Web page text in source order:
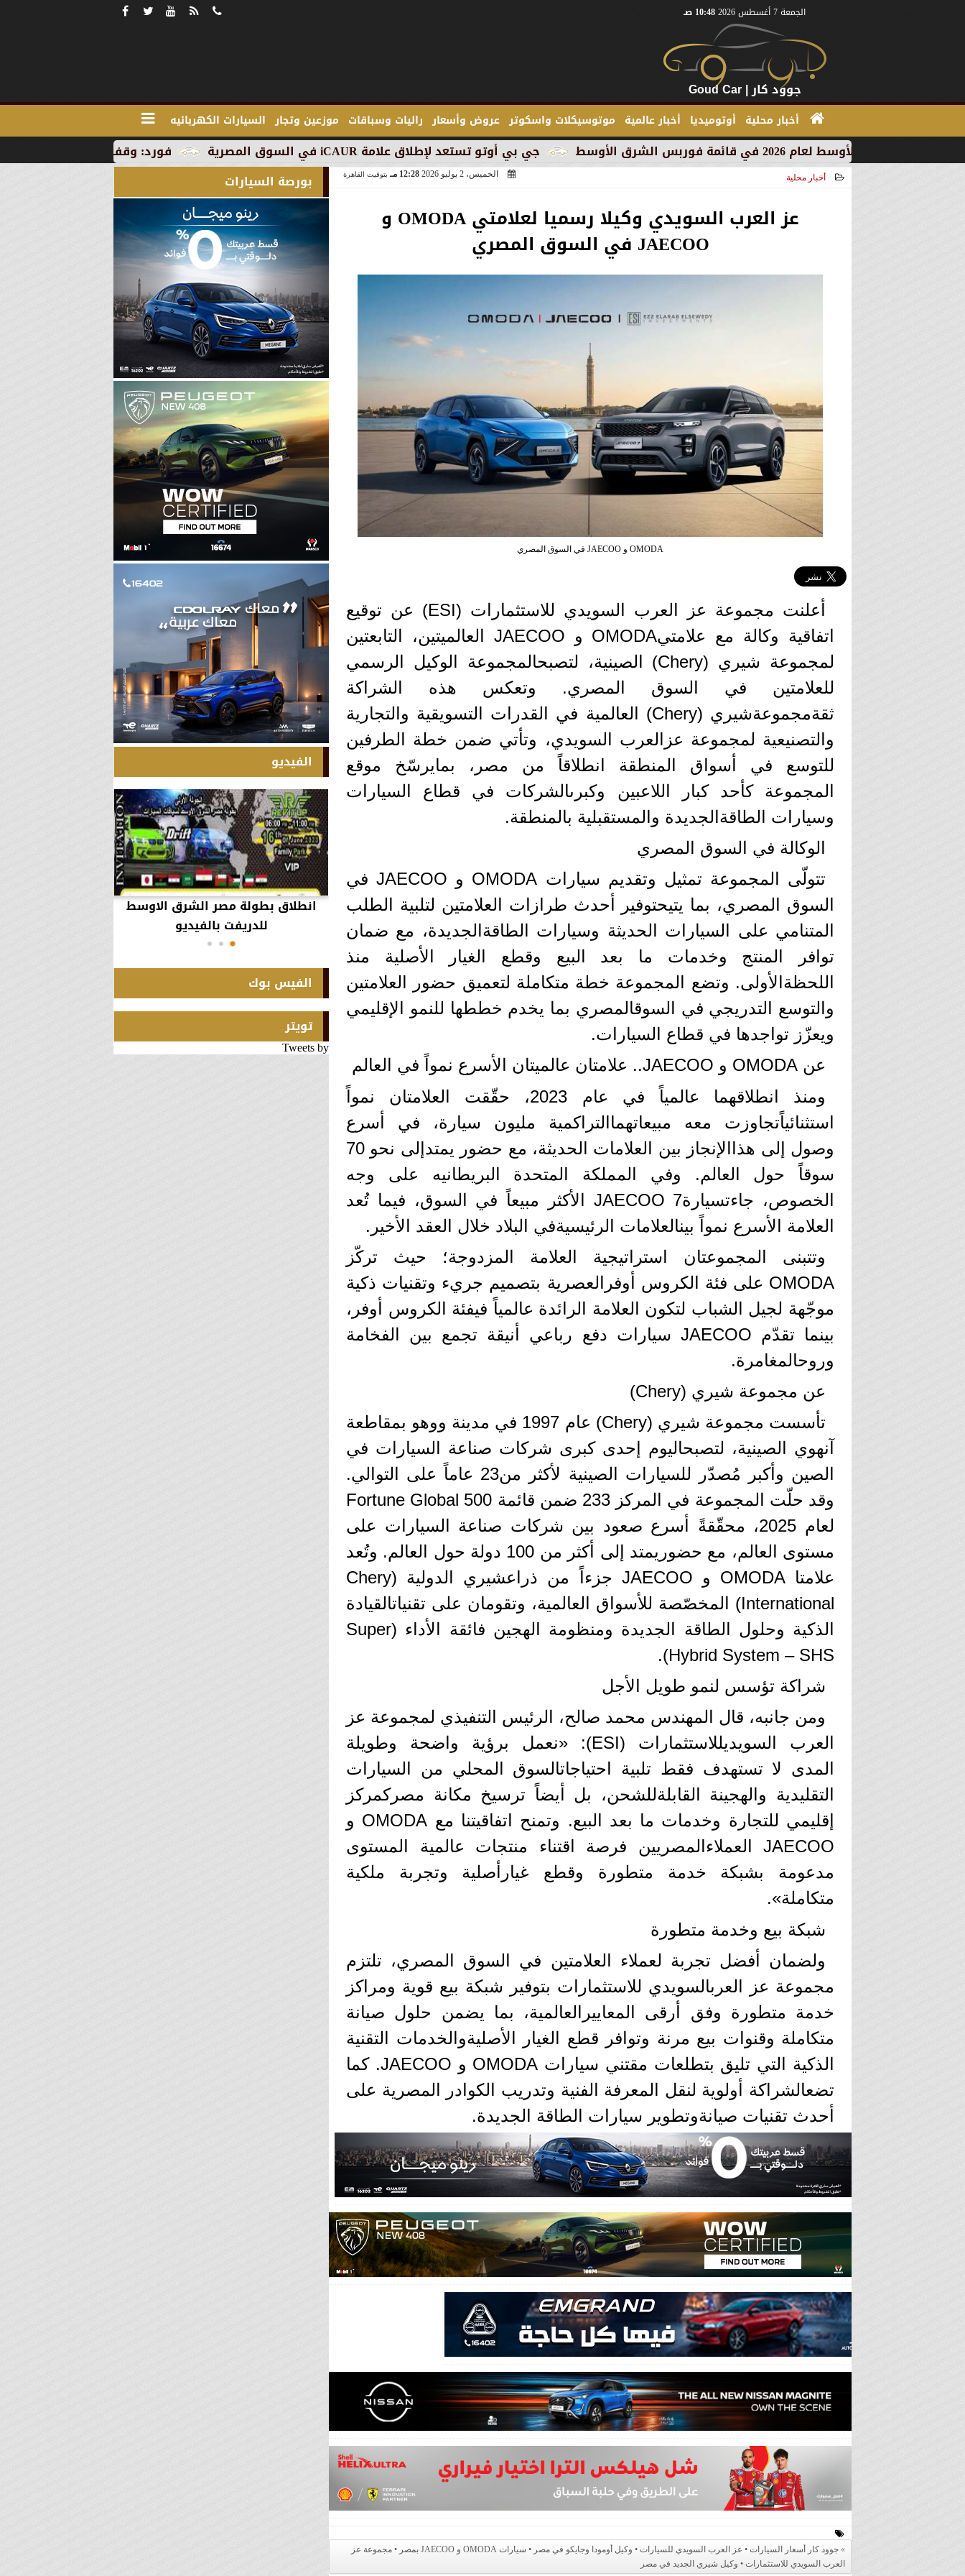
الجمعة 7 أغسطس 2026 10:48 صـ
جوود كار | Goud Car
أخبار محلية أوتوميديا أخبار عالمية موتوسيكلات واسكوتر عروض وأسعار راليات وسباقات موزعين وتجار السيارات الكهربائيه
فورد: وقف الإنتاج في رومانيا بسبب العطلة جي بي أوتو تستعد لإطلاق علامة iCAUR في السوق المصرية
أخبار محلية الخميس، 2 يوليو 2026 12:28 مـ بتوقيت القاهرة
عز العرب السويدي وكيلا رسميا لعلامتي OMODA و
JAECOO في السوق المصري
OMODA و JAECOO في السوق المصري
أعلنت مجموعة عز العرب السويدي للاستثمارات (ESI) عن توقيع
اتفاقية وكالة مع علامتيOMODA و JAECOO العالميتين، التابعتين
لمجموعة شيري (Chery) الصينية، لتصبحالمجموعة الوكيل الرسمي
للعلامتين في السوق المصري. وتعكس هذه الشراكة
ثقةمجموعةشيري (Chery) العالمية في القدرات التسويقية والتجارية
والتصنيعية لمجموعة عزالعرب السويدي، وتأتي ضمن خطة الطرفين
للتوسع في أسواق المنطقة انطلاقاً من مصر، بمايرسّخ موقع
المجموعة كأحد كبار اللاعبين وكبرىالشركات في قطاع السيارات
وسيارات الطاقةالجديدة والمستقبلية بالمنطقة.
الوكالة في السوق المصري
تتولّى المجموعة تمثيل وتقديم سيارات OMODA و JAECOO في
السوق المصري، بما يتيحتوفير أحدث طرازات العلامتين لتلبية الطلب
المتنامي على السيارات الحديثة وسيارات الطاقةالجديدة، مع ضمان
توافر المنتج وخدمات ما بعد البيع وقطع الغيار الأصلية منذ
اللحظةالأولى. وتضع المجموعة خطة متكاملة لتعميق حضور العلامتين
والتوسع التدريجي في السوقالمصري بما يخدم خططها للنمو الإقليمي
ويعزّز تواجدها في قطاع السيارات.
عن OMODA و JAECOO.. علامتان عالميتان الأسرع نمواً في العالم
ومنذ انطلاقهما عالمياً في عام 2023، حقّقت العلامتان نمواً
استثنائياًتجاوزت معه مبيعاتهماالتراكمية مليون سيارة، في أسرع
وصول إلى هذاالإنجاز بين العلامات الحديثة، مع حضور يمتدإلى نحو 70
سوقاً حول العالم. وفي المملكة المتحدة البريطانيه على وجه
الخصوص، جاءتسيارةJAECOO 7 الأكثر مبيعاً في السوق، فيما تُعد
العلامة الأسرع نمواً بينالعلامات الرئيسيةفي البلاد خلال العقد الأخير.
وتتبنى المجموعتان استراتيجية العلامة المزدوجة؛ حيث تركّز
OMODA على فئة الكروس أوفرالعصرية بتصميم جريء وتقنيات ذكية
موجّهة لجيل الشباب لتكون العلامة الرائدة عالمياً فيفئة الكروس أوفر،
بينما تقدّم JAECOO سيارات دفع رباعي أنيقة تجمع بين الفخامة
وروحالمغامرة.
عن مجموعة شيري (Chery)
تأسست مجموعة شيري (Chery) عام 1997 في مدينة ووهو بمقاطعة
آنهوي الصينية، لتصبحاليوم إحدى كبرى شركات صناعة السيارات في
الصين وأكبر مُصدّر للسيارات الصينية لأكثر من23 عاماً على التوالي.
وقد حلّت المجموعة في المركز 233 ضمن قائمة Fortune Global 500
لعام 2025، محقّقةً أسرع صعود بين شركات صناعة السيارات على
مستوى العالم، مع حضوريمتد إلى أكثر من 100 دولة حول العالم. وتُعد
علامتا OMODA و JAECOO جزءاً من ذراعشيري الدولية (Chery
International) المخصّصة للأسواق العالمية، وتقومان على تقنياتالقيادة
الذكية وحلول الطاقة الجديدة ومنظومة الهجين فائقة الأداء (Super
Hybrid System – SHS).
شراكة تؤسس لنمو طويل الأجل
ومن جانبه، قال المهندس محمد صالح، الرئيس التنفيذي لمجموعة عز
العرب السويديللاستثمارات (ESI): «نعمل برؤية واضحة وطويلة
المدى لا تستهدف فقط تلبية احتياجاتالسوق المحلي من السيارات
التقليدية والهجينة القابلةللشحن، بل أيضاً ترسيخ مكانة مصركمركز
إقليمي للتجارة وخدمات ما بعد البيع. وتمنح اتفاقيتنا مع OMODA و
JAECOO العملاءالمصريين فرصة اقتناء منتجات عالمية المستوى
مدعومة بشبكة خدمة متطورة وقطع غيارأصلية وتجربة ملكية
متكاملة».
شبكة بيع وخدمة متطورة
ولضمان أفضل تجربة لعملاء العلامتين في السوق المصري، تلتزم
مجموعة عز العربالسويدي للاستثمارات بتوفير شبكة بيع قوية ومراكز
خدمة متطورة وفق أرقى المعاييرالعالمية، بما يضمن حلول صيانة
متكاملة وقنوات بيع مرنة وتوافر قطع الغيار الأصليةوالخدمات التقنية
الذكية التي تليق بتطلعات مقتني سيارات OMODA و JAECOO. كما
تضعالشراكة أولوية لنقل المعرفة الفنية وتدريب الكوادر المصرية على
أحدث تقنيات صيانةوتطوير سيارات الطاقة الجديدة.
جوود كار أسعار السيارات • عز العرب السويدي للسيارات • وكيل أومودا وجايكو في مصر • سيارات OMODA و JAECOO بمصر • مجموعة عز
العرب السويدي للاستثمارات • وكيل شيري الجديد في مصر
بورصة السيارات
الفيديو
في واقعة غريبة، تعطلت سيارة ملك
السويد بعد تحركها لثوانٍ معدودة.
انطلاق بطولة مصر الشرق الاوسط
للدريفت بالفيديو
الفيس بوك
تويتر
Tweets by